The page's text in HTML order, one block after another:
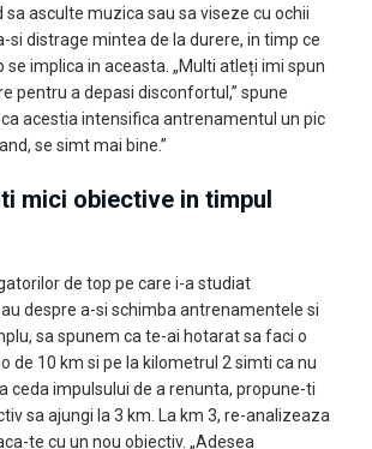
asculte muzica sau sa viseze cu ochii
si distrage mintea de la durere, in timp ce
se implica in aceasta. „Multi atleți imi spun
pentru a depasi disconfortul,” spune
acestia intensifica antrenamentul un pic
se simt mai bine.”
mici obiective in timpul
de top pe care i-a studiat
despre a-si schimba antrenamentele si
sa spunem ca te-ai hotarat sa faci o
de 10 km si pe la kilometrul 2 simti ca nu
ceda impulsului de a renunta, propune-ti
sa ajungi la 3 km. La km 3, re-analizeaza
te cu un nou obiectiv. „Adesea